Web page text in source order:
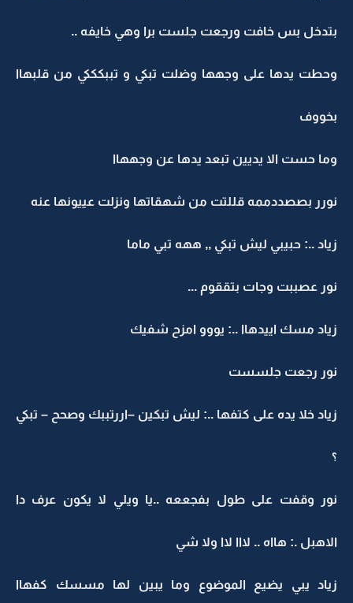
بتدخل بس خافت ورجعت جلست برا وهي خايفه ..
وحطت يدها على وجهها وضلت تبكي و تببكككي من قلبهاا
بخووف
وما حست الا يديين تبعد يدها عن وجههاا
نورر بصصددممه قللتت من شهقاتها ونزلت عييونها عنه
زياد ..: حبيبي ليش تبكي ,, ههه تبي ماما
نور عصببت وجات بتققوم ...
زياد مسك اييدهاا ..: يووو امزح شفيك
نور رجعت جلسست
زياد خلا يده على كتفها ..: ليش تبكين –اررتببك وصحح – تبكي
؟
نور وقفت على طول بفجععه ..يا ويلي لا يكون عرف دا
الاهبل .: هااه .. لااا لاا ولا شي
زياد يبي يضيع الموضوع وما يبين لها مسسك كفهاا